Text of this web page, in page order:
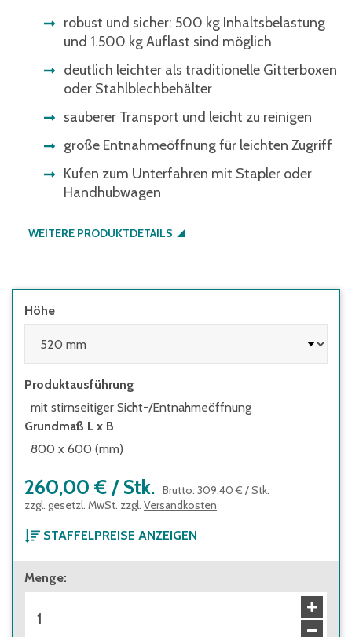
robust und sicher: 500 kg Inhaltsbelastung
und 1.500 kg Auflast sind möglich
deutlich leichter als traditionelle Gitterboxen
oder Stahlblechbehälter
sauberer Transport und leicht zu reinigen
große Entnahmeöffnung für leichten Zugriff
Kufen zum Unterfahren mit Stapler oder
Handhubwagen
WEITERE PRODUKTDETAILS
Höhe
Produktausführung
mit stirnseitiger Sicht-/Entnahmeöffnung
Grundmaß L x B
800 x 600 (mm)
260,00 € / Stk. Brutto: 309,40 € /Stk.
zzgl. gesetzl. MwSt. zzgl. Versandkosten
STAFFELPREISE ANZEIGEN
ab 1 Stück
260,00 €
ab 8 Stück
246,00 €
Menge: